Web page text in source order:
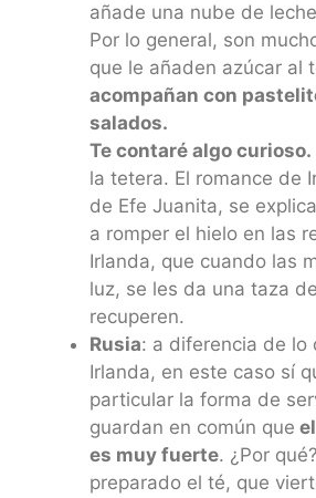
añade una nube de
Por lo general, son
que le añaden azúcar al
acompañan con
salados.
Te contaré algo curioso.
la tetera. El romance de
de Efe Juanita, se
a romper el hielo en las
Irlanda, que cuando las
luz, se les da una taza
recuperen.
Rusia: a diferencia de lo
Irlanda, en este caso sí
particular la forma de
guardan en común que
es muy fuerte. ¿Por
preparado el té, que